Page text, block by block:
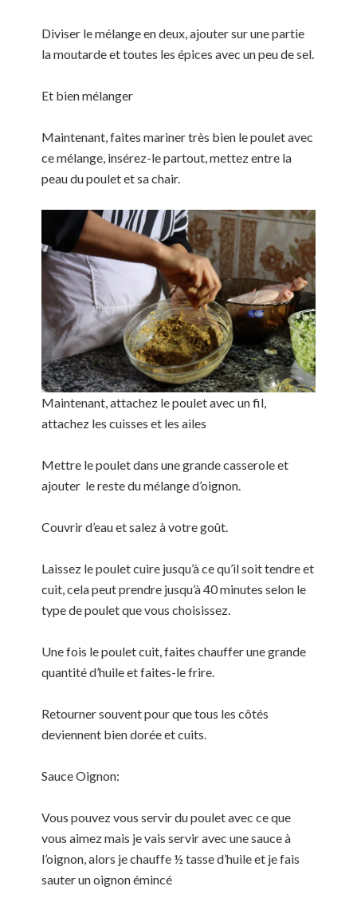
Diviser le mélange en deux, ajouter sur une partie
la moutarde et toutes les épices avec un peu de sel.
Et bien mélanger
Maintenant, faites mariner très bien le poulet avec
ce mélange, insérez-le partout, mettez entre la
peau du poulet et sa chair.
Maintenant, attachez le poulet avec un fil,
attachez les cuisses et les ailes
Mettre le poulet dans une grande casserole et
ajouter le reste du mélange d’oignon.
Couvrir d’eau et salez à votre goût.
Laissez le poulet cuire jusqu’à ce qu’il soit tendre et
cuit, cela peut prendre jusqu’à 40 minutes selon le
type de poulet que vous choisissez.
Une fois le poulet cuit, faites chauffer une grande
quantité d’huile et faites-le frire.
Retourner souvent pour que tous les côtés
deviennent bien dorée et cuits.
Sauce Oignon:
Vous pouvez vous servir du poulet avec ce que
vous aimez mais je vais servir avec une sauce à
l’oignon, alors je chauffe ½ tasse d’huile et je fais
sauter un oignon émincé